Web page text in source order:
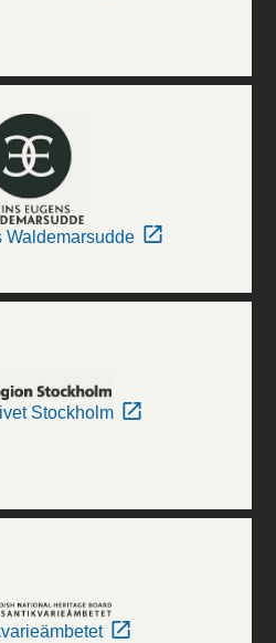
Waldemarsudde
Stockholm